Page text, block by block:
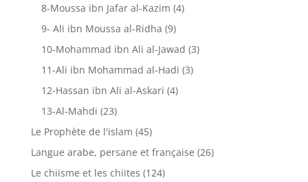
8-Moussa ibn Jafar al-Kazim (4)
9- Ali ibn Moussa al-Ridha (9)
10-Mohammad ibn Ali al-Jawad (3)
11-Ali ibn Mohammad al-Hadi (3)
12-Hassan ibn Ali al-Askari (4)
13-Al-Mahdi (23)
Le Prophète de l'islam (45)
Langue arabe, persane et française (26)
Le chiisme et les chiites (124)